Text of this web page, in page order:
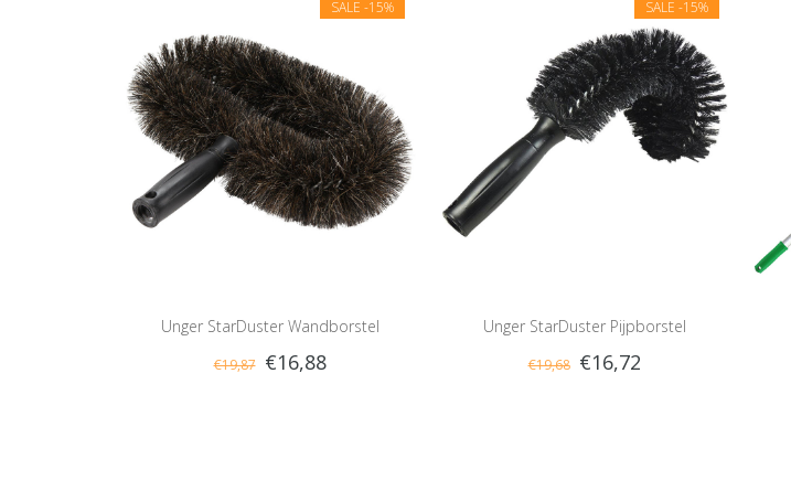
SALE -15%
Unger StarDuster Wandborstel
€19,87 €16,88
SALE -15%
Unger StarDuster Pijpborstel
€19,68 €16,72